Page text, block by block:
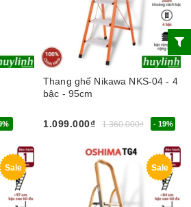
Thang ghế Nikawa NKS-04 - 4
bậc - 95cm
1.099.000₫ 1.360.000₫ - 19%
Sale Sale